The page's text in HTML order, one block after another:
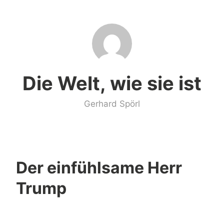
Die Welt, wie sie ist
Gerhard Spörl
Der einfühlsame Herr
Trump